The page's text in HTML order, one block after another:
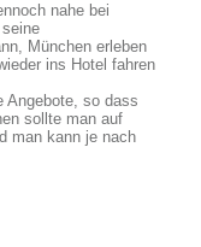
nahe bei
München erleben
ins Hotel fahren
Angebote, so dass
sollte man auf
man kann je nach